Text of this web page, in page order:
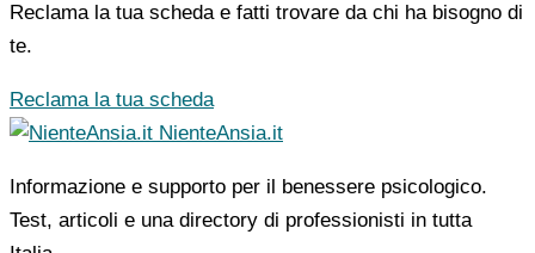
Reclama la tua scheda e fatti trovare da chi ha bisogno di
te.
Reclama la tua scheda
NienteAnsia.it
Informazione e supporto per il benessere psicologico.
Test, articoli e una directory di professionisti in tutta